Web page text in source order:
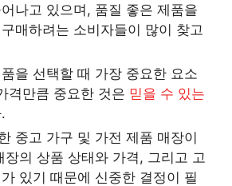
나고 있으며, 품질 좋은 제품을
매하려는 소비자들이 많이 찾고
을 선택할 때 가장 중요한 요소
격만큼 중요한 것은 믿을 수 있는
중고 가구 및 가전 제품 매장이
장의 상품 상태와 가격, 그리고 고
있기 때문에 신중한 결정이 필